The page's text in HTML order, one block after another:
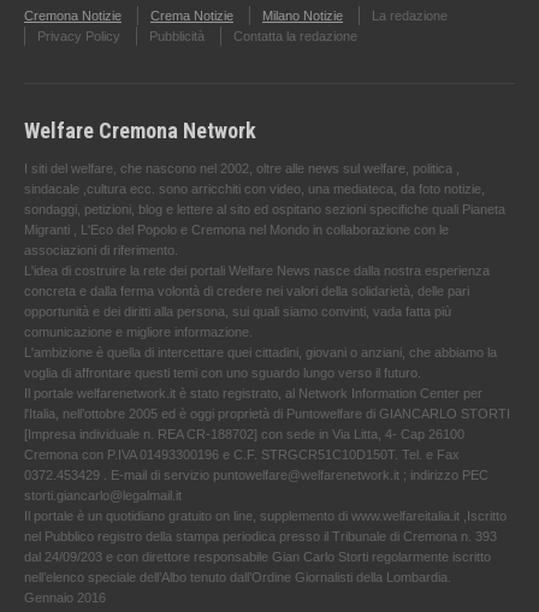
Cremona Notizie Crema Notizie Milano Notizie
La redazione
Privacy Policy
Pubblicità Contatta la redazione
Welfare Cremona Network
I siti del welfare, che nascono nel 2002, oltre alle news sul welfare, politica ,
sindacale ,cultura ecc. sono arricchiti con video, una mediateca, da foto notizie,
sondaggi, petizioni, blog e lettere al sito ed ospitano sezioni specifiche quali Pianeta
Migranti , L'Eco del Popolo e Cremona nel Mondo in collaborazione con le
associazioni di riferimento.
L'idea di costruire la rete dei portali Welfare News nasce dalla nostra esperienza
concreta e dalla ferma volontà di credere nei valori della solidarietà, delle pari
opportunità e dei diritti alla persona, sui quali siamo convinti, vada fatta più
comunicazione e migliore informazione.
L'ambizione è quella di intercettare quei cittadini, giovani o anziani, che abbiamo la
voglia di affrontare questi temi con uno sguardo lungo verso il futuro.
Il portale welfarenetwork.it è stato registrato, al Network Information Center per
l'Italia, nell’ottobre 2005 ed è oggi proprietà di Puntowelfare di GIANCARLO STORTI
[Impresa individuale n. REA CR-188702] con sede in Via Litta, 4- Cap 26100
Cremona con P.IVA 01493300196 e C.F. STRGCR51C10D150T. Tel. e Fax
0372.453429 . E-mail di servizio puntowelfare@welfarenetwork.it ; indirizzo PEC
storti.giancarlo@legalmail.it
Il portale è un quotidiano gratuito on line, supplemento di www.welfareitalia.it ,Iscritto
nel Pubblico registro della stampa periodica presso il Tribunale di Cremona n. 393
dal 24/09/203 e con direttore responsabile Gian Carlo Storti regolarmente iscritto
nell’elenco speciale dell’Albo tenuto dall’Ordine Giornalisti della Lombardia.
Gennaio 2016